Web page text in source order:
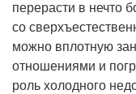
перерасти в нечто
со
можно вплотную
отношениями и
роль холодного